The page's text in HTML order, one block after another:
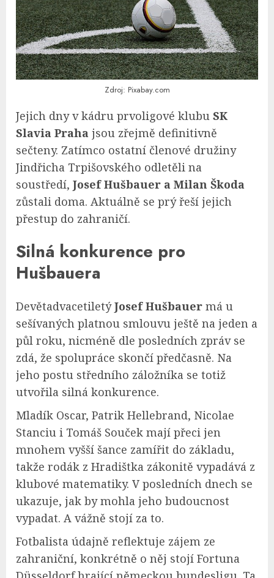
Zdroj: Pixabay.com
Jejich dny v kádru prvoligové klubu SK
Slavia Praha jsou zřejmě definitivně
sečteny. Zatímco ostatní členové družiny
Jindřicha Trpišovského odletěli na
soustředí, Josef Hušbauer a Milan Škoda
zůstali doma. Aktuálně se prý řeší jejich
přestup do zahraničí.
Silná konkurence pro
Hušbauera
DevětadvacetiletýJosef Hušbauer má u
sešívaných platnou smlouvu ještě na jeden a
půl roku, nicméně dle posledních zpráv se
zdá, že spolupráce skončí předčasně. Na
jeho postu středního záložníka se totiž
utvořila silná konkurence.
Mladík Oscar, Patrik Hellebrand, Nicolae
Stanciu i Tomáš Souček mají přeci jen
mnohem vyšší šance zamířit do základu,
takže rodák z Hradištka zákonitě vypadává z
klubové matematiky. V posledních dnech se
ukazuje, jak by mohla jeho budoucnost
vypadat. A vážně stojí za to.
Fotbalista údajně reflektuje zájem ze
zahraniční, konkrétně o něj stojí Fortuna